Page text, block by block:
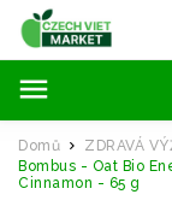
Hledat
Domů / ZDRAVÁ
Bombus - Oat Bio
Cinnamon - 65 g